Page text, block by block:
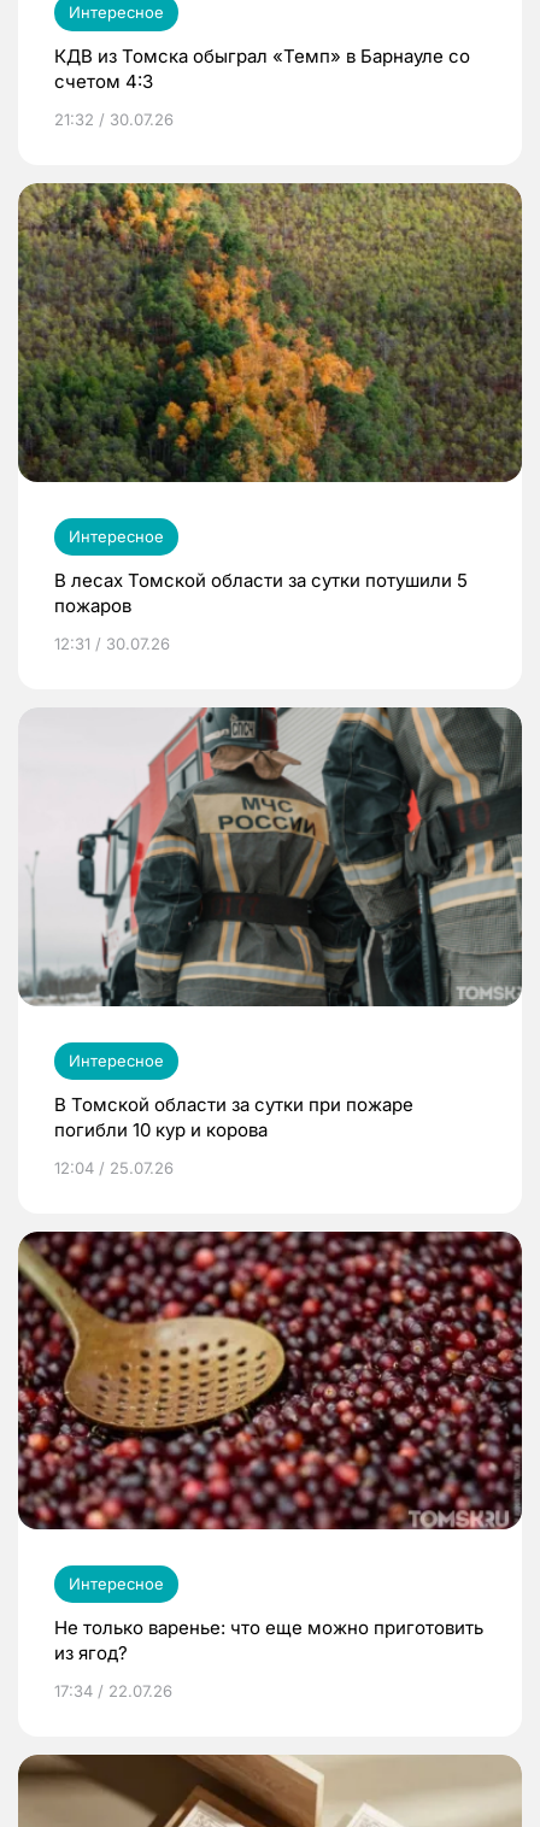
Интересное
КДВ из Томска обыграл «Темп» в Барнауле со
счетом 4:3
21:32 / 30.07.26
Интересное
В лесах Томской области за сутки потушили 5
пожаров
12:31 / 30.07.26
Интересное
В Томской области за сутки при пожаре
погибли 10 кур и корова
12:04 / 25.07.26
Интересное
Не только варенье: что еще можно приготовить
из ягод?
17:34 / 22.07.26